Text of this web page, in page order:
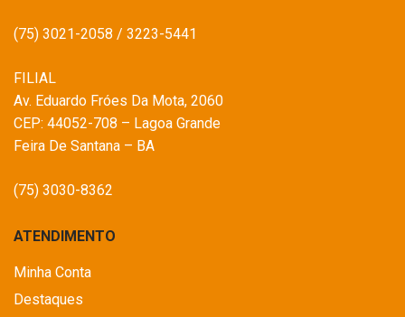
(75) 3021-2058 / 3223-5441
FILIAL
Av. Eduardo Fróes Da Mota, 2060
CEP: 44052-708 – Lagoa Grande
Feira De Santana – BA
(75) 3030-8362
ATENDIMENTO
Minha Conta
Destaques